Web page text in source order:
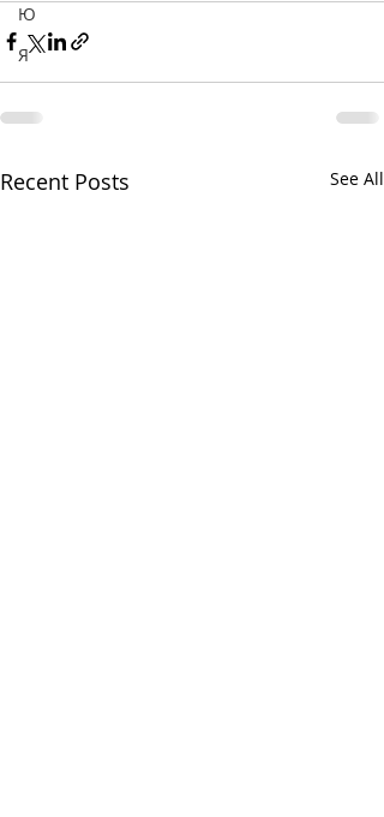
Ю
Я
Recent Posts See All